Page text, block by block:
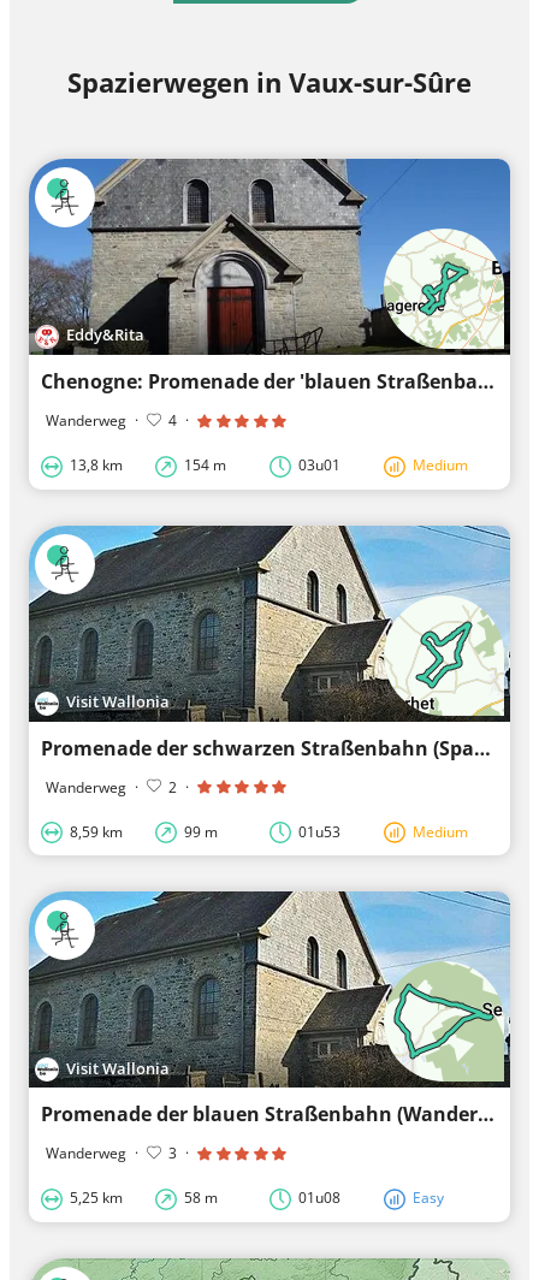
Spazierwegen in Vaux-sur-Sûre
Eddy&Rita
Chenogne: Promenade der 'blauen Straßenbahn' und 'schwarzen Straßenbahn'
Wanderweg · 4 ·
13,8 km 154 m 03u01 Medium
Visit Wallonia
Promenade der schwarzen Straßenbahn (Spaziergang der schwarzen Straßenbahn)
Wanderweg · 2 ·
8,59 km 99 m 01u53 Medium
Visit Wallonia
Promenade der blauen Straßenbahn (Wanderung der blauen Straßenbahn)
Wanderweg · 3 ·
5,25 km 58 m 01u08 Easy